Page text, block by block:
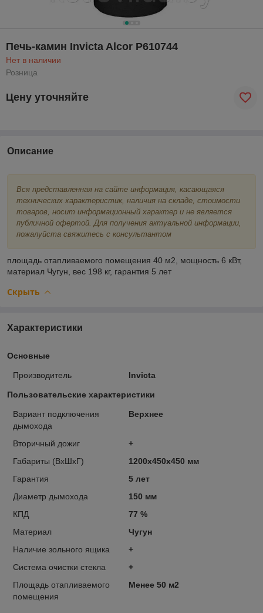
Печь-камин Invicta Alcor P610744
Нет в наличии
Розница
Цену уточняйте
Описание
Вся представленная на сайте информация, касающаяся
технических характеристик, наличия на складе, стоимости
товаров, носит информационный характер и не является
публичной офертой. Для получения актуальной информации,
пожалуйста свяжитесь с консультантом
площадь отапливаемого помещения 40 м2, мощность 6 кВт,
материал Чугун, вес 198 кг, гарантия 5 лет
Скрыть
Характеристики
Основные
Производитель Invicta
Пользовательские характеристики
Вариант подключения
дымохода
Верхнее
Вторичный дожиг
+
Габариты (ВхШхГ)
1200х450х450 мм
Гарантия
5 лет
Диаметр дымохода
150 мм
КПД
77 %
Материал
Чугун
Наличие зольного ящика
+
Система очистки стекла
+
Площадь отапливаемого
помещения
Менее 50 м2